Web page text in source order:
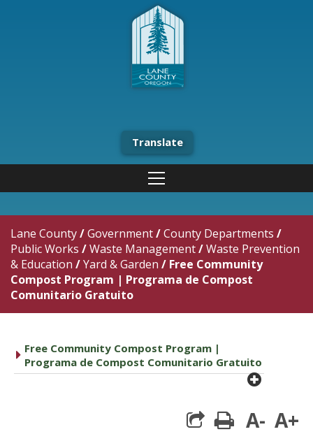
Translate
Lane County/Government/County Departments /
Public Works /Waste Management/Waste Prevention
& Education /Yard & Garden / Free Community
Compost Program | Programa de Compost
Comunitario Gratuito
caret right
Free Community Compost Program |
Programa de Compost Comunitario Gratuito
plus
print
A- A+